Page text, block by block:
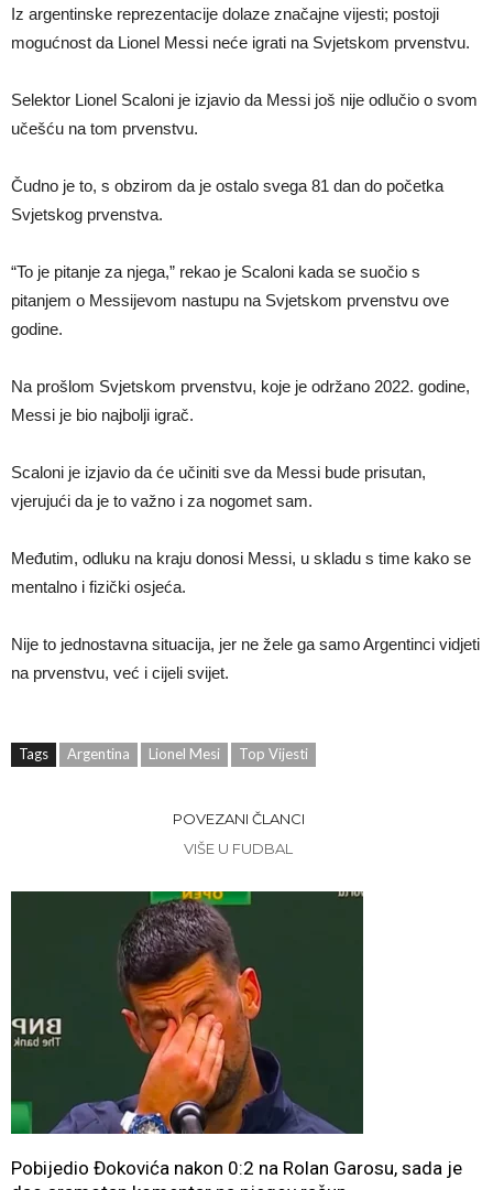
igrača!
Iz argentinske reprezentacije dolaze značajne vijesti; postoji
mogućnost da Lionel Messi neće igrati na Svjetskom prvenstvu.
Selektor Lionel Scaloni je izjavio da Messi još nije odlučio o svom
učešću na tom prvenstvu.
Čudno je to, s obzirom da je ostalo svega 81 dan do početka
Svjetskog prvenstva.
“To je pitanje za njega,” rekao je Scaloni kada se suočio s
pitanjem o Messijevom nastupu na Svjetskom prvenstvu ove
godine.
Na prošlom Svjetskom prvenstvu, koje je održano 2022. godine,
Messi je bio najbolji igrač.
Scaloni je izjavio da će učiniti sve da Messi bude prisutan,
vjerujući da je to važno i za nogomet sam.
Međutim, odluku na kraju donosi Messi, u skladu s time kako se
mentalno i fizički osjeća.
Nije to jednostavna situacija, jer ne žele ga samo Argentinci vidjeti
na prvenstvu, već i cijeli svijet.
Tags Argentina Lionel Mesi Top Vijesti
POVEZANI ČLANCI
VIŠE U FUDBAL
Pobijedio Đokovića nakon 0:2 na Rolan Garosu, sada je